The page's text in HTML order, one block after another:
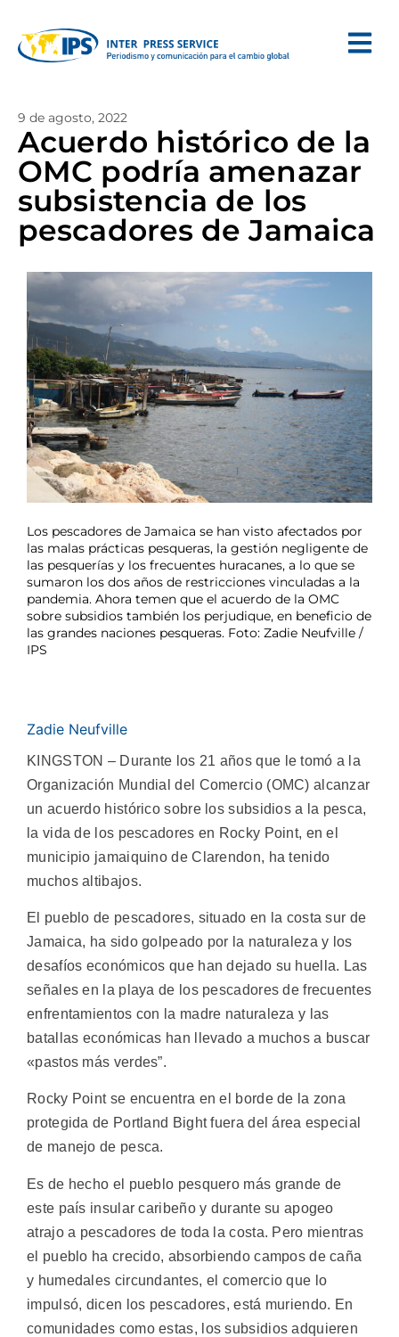
9 de agosto, 2022
Acuerdo histórico de la
OMC podría amenazar
subsistencia de los
pescadores de Jamaica
Los pescadores de Jamaica se han visto afectados por
las malas prácticas pesqueras, la gestión negligente de
las pesquerías y los frecuentes huracanes, a lo que se
sumaron los dos años de restricciones vinculadas a la
pandemia. Ahora temen que el acuerdo de la OMC
sobre subsidios también los perjudique, en beneficio de
las grandes naciones pesqueras. Foto: Zadie Neufville /
IPS
Zadie Neufville
KINGSTON – Durante los 21 años que le tomó a la
Organización Mundial del Comercio (OMC) alcanzar
un acuerdo histórico sobre los subsidios a la pesca,
la vida de los pescadores en Rocky Point, en el
municipio jamaiquino de Clarendon, ha tenido
muchos altibajos.
El pueblo de pescadores, situado en la costa sur de
Jamaica, ha sido golpeado por la naturaleza y los
desafíos económicos que han dejado su huella. Las
señales en la playa de los pescadores de frecuentes
enfrentamientos con la madre naturaleza y las
batallas económicas han llevado a muchos a buscar
«pastos más verdes”.
Rocky Point se encuentra en el borde de la zona
protegida de Portland Bight fuera del área especial
de manejo de pesca.
Es de hecho el pueblo pesquero más grande de
este país insular caribeño y durante su apogeo
atrajo a pescadores de toda la costa. Pero mientras
el pueblo ha crecido, absorbiendo campos de caña
y humedales circundantes, el comercio que lo
impulsó, dicen los pescadores, está muriendo. En
comunidades como estas, los subsidios adquieren